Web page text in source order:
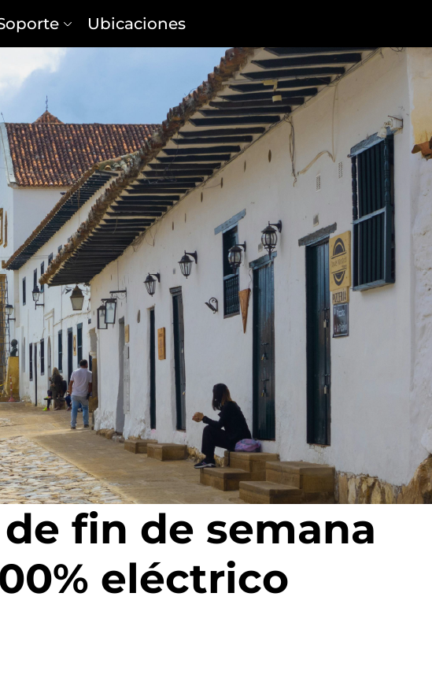
Ubicaciones
ELÉCTRICO GASOLINA
Gasolina • 2026
EMZOOM R-STYLE
Desde $124.990.000*
Ahora $109.990.000*
Full híbrido • 2026
EMKOO PREMIUM
Desde $159.990.000*
Ahora $147.990.000*
• 2026
fin de semana
eléctrico